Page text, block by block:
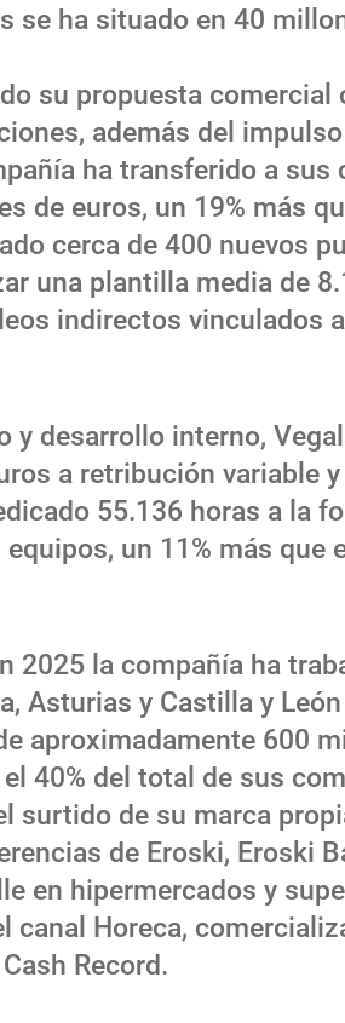
se ha situado en 40
su propuesta comercial
además del
ha transferido a sus
de euros, un 19% más
cerca de 400 nuevos
una plantilla media de
indirectos vinculados
y desarrollo interno,
a retribución variable
55.136 horas a la
un 11% más que
2025 la compañía ha
Asturias y Castilla y
aproximadamente 600
40% del total de sus
surtido de su marca
de Eroski, Eroski
en hipermercados y
canal Horeca,
Record.